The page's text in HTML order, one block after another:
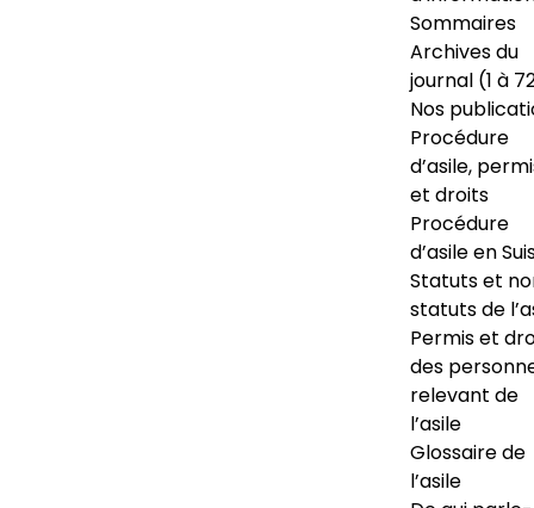
Sommaires
Archives du
journal (1 à
Nos
Procédure
d’asile,
et droits
Procédure
d’asile en
Statuts et
statuts de
Permis et
des
relevant de
l’asile
Glossaire de
l’asile